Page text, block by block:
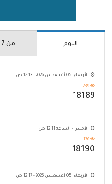
اليوم من 7 ايام
الأربعاء, 05 أغسطس 2026 - 12:13 ص
239
18189
الأمس - الساعة 12:11 ص
176
18190
الأربعاء, 05 أغسطس 2026 - 12:17 ص